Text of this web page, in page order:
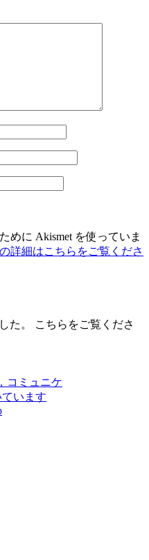
めに Akismet を使っていま
詳細はこちらをご覧くださ
た。 こちらをご覧くださ
コミュニケ
います